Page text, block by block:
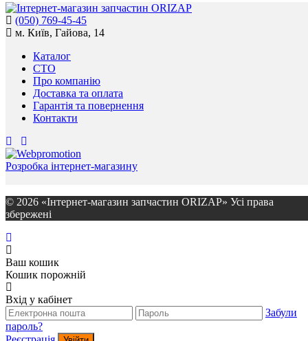
(050) 769-45-45
м. Київ, Гайова, 14
Каталог
СТО
Про компанію
Доставка та оплата
Гарантія та повернення
Контакти
Розробка інтернет-магазину
© 2026 «Інтернет-магазин запчастин ORIZAP» Усі права
збережені
Ваш кошик
Кошик порожній
Вхід у кабінет
Забули
пароль?